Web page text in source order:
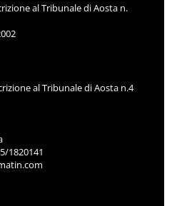
al Tribunale di Aosta n.
al Tribunale di Aosta n.4
1820141